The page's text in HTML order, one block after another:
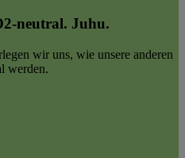
neutral. Juhu.
wir uns, wie unsere anderen
werden.